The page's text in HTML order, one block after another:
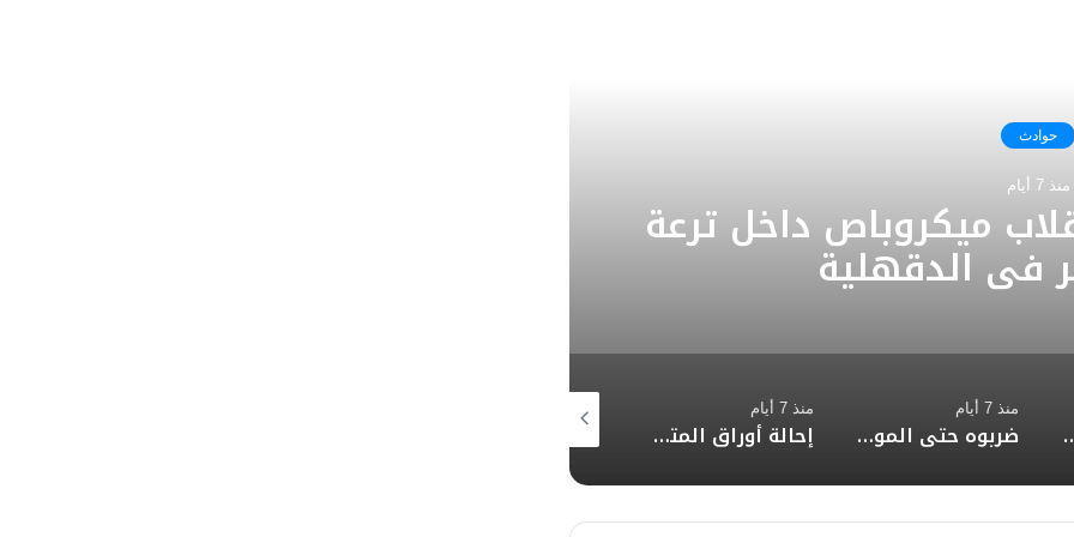
حوادث
منذ 7 أيام
انقلاب ميكروباص داخل ترعة
فى الدقهلية
حفل زفاف بأبو النمرس
منذ 7 أيام
ضربوه حتى الموت .. سقوط عصابة “مصحة الإدمان” غير المرخصة بتهمة تعذيب نزيل بالمقطم
منذ 7 أيام
إحالة أوراق المتهم بقتل صديقه بسبب خلافات سابقة في المنير إلى مفتي الجمهورية
منذ أسبوع واحد